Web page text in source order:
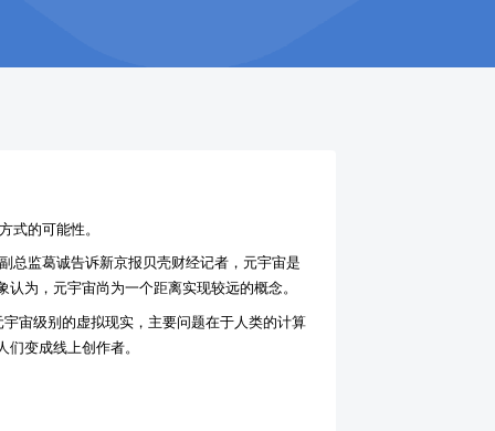
式的可能性。
总监葛诚告诉新京报贝壳财经记者，元宇宙是
为，元宇宙尚为一个距离实现较远的概念。
宙级别的虚拟现实，主要问题在于人类的计算
变成线上创作者。